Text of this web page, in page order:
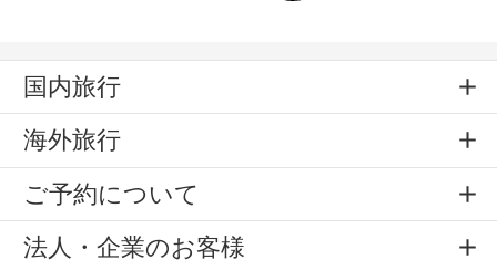
国内旅行
海外旅行
ご予約について
法人・企業のお客様